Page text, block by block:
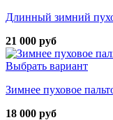
Длинный зимний
21 000 руб
Выбрать вариант
Зимнее пуховое
18 000 руб